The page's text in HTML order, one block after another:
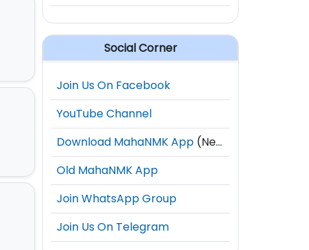
Social Corner
Join Us On Facebook
YouTube Channel
Download MahaNMK App (New)
Old MahaNMK App
Join WhatsApp Group
Join Us On Telegram